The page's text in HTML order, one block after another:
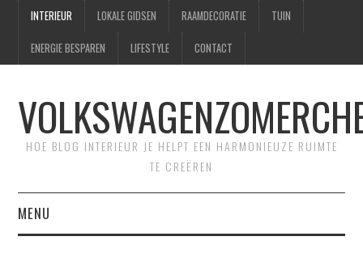
INTERIEUR LOKALE GIDSEN RAAMDECORATIE TUIN
ENERGIE BESPAREN LIFESTYLE CONTACT
HOE BLOG INTERIEUR JE HELPT EEN HARMONIEUZE RUIMTE
TE CREËREN
MENU